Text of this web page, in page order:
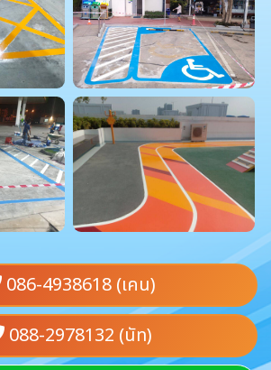
086-4938618 (เคน)
088-2978132 (นัท)